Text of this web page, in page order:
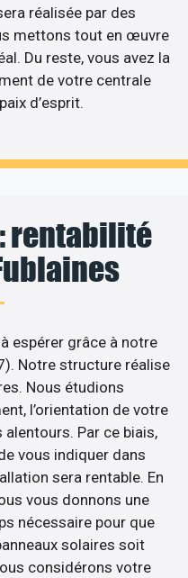
réalisée par des
mettons tout en œuvre
Du reste, vous avez la
de votre centrale
d’esprit.
rentabilité
espérer grâce à notre
Notre structure réalise
Nous étudions
l’orientation de votre
Par ce biais,
vous indiquer dans
sera rentable. En
vous donnons une
nécessaire pour que
solaires soit
considérons votre